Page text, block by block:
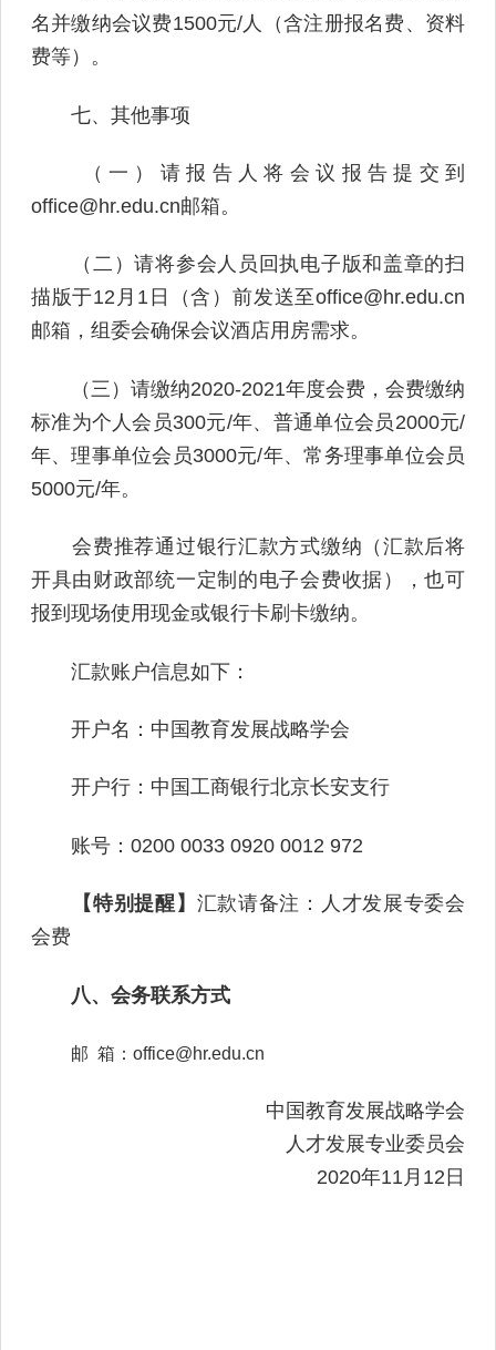
名并缴纳会议费1500元/人（含注册报名费、资料
费等）。
七、其他事项
（一）请报告人将会议报告提交到
office@hr.edu.cn邮箱。
（二）请将参会人员回执电子版和盖章的扫
描版于12月1日（含）前发送至office@hr.edu.cn
邮箱，组委会确保会议酒店用房需求。
（三）请缴纳2020-2021年度会费，会费缴纳
标准为个人会员300元/年、普通单位会员2000元/
年、理事单位会员3000元/年、常务理事单位会员
5000元/年。
会费推荐通过银行汇款方式缴纳（汇款后将
开具由财政部统一定制的电子会费收据），也可
报到现场使用现金或银行卡刷卡缴纳。
汇款账户信息如下：
开户名：中国教育发展战略学会
开户行：中国工商银行北京长安支行
账号：0200 0033 0920 0012 972
【特别提醒】 汇款请备注：人才发展专委会
会费
八、会务联系方式
邮 箱：office@hr.edu.cn
中国教育发展战略学会
人才发展专业委员会
2020年11月12日